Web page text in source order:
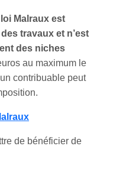
Malraux est
travaux et n’est
des niches
au maximum le
contribuable peut
de bénéficier de